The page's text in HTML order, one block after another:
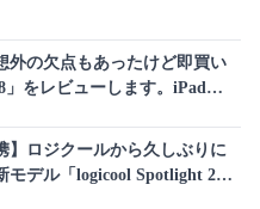
外の欠点もあったけど即買い
」をレビューします。iPad
】ロジクールから久しぶりに
モデル「logicool Spotlight 2」